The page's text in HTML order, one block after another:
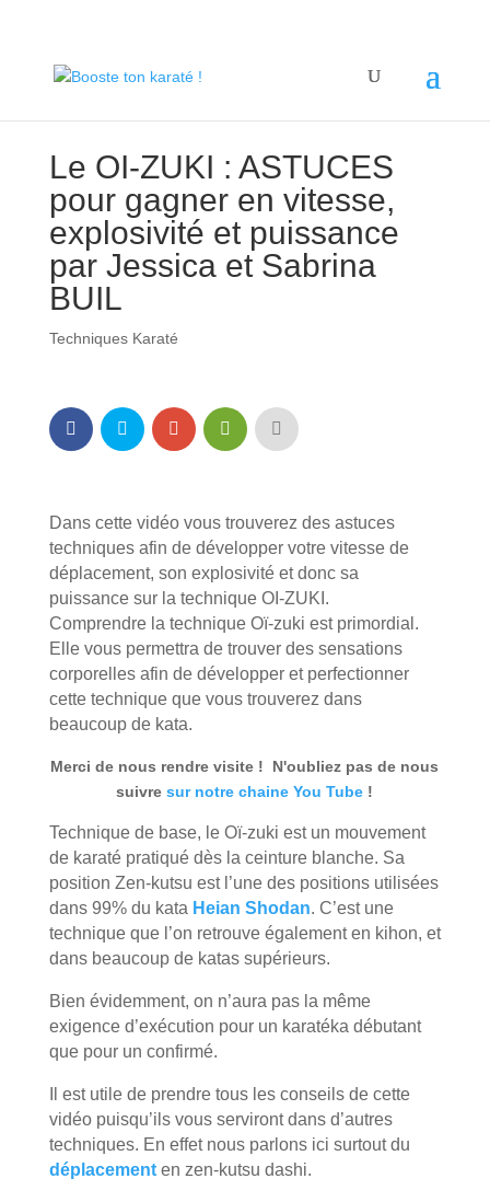
Le OI-ZUKI : ASTUCES
pour gagner en vitesse,
explosivité et puissance
par Jessica et Sabrina
BUIL
Techniques Karaté
Dans cette vidéo vous trouverez des astuces
techniques afin de développer votre vitesse de
déplacement, son explosivité et donc sa
puissance sur la technique OI-ZUKI.
Comprendre la technique Oï-zuki est primordial.
Elle vous permettra de trouver des sensations
corporelles afin de développer et perfectionner
cette technique que vous trouverez dans
beaucoup de kata.
Merci de nous rendre visite ! N'oubliez pas de nous
suivresur notre chaine You Tube !
Technique de base, le Oï-zuki est un mouvement
de karaté pratiqué dès la ceinture blanche. Sa
position Zen-kutsu est l’une des positions utilisées
dans 99% du kata Heian Shodan. C’est une
technique que l’on retrouve également en kihon, et
dans beaucoup de katas supérieurs.
Bien évidemment, on n’aura pas la même
exigence d’exécution pour un karatéka débutant
que pour un confirmé.
Il est utile de prendre tous les conseils de cette
vidéo puisqu’ils vous serviront dans d’autres
techniques. En effet nous parlons ici surtout du
déplacement en zen-kutsu dashi.